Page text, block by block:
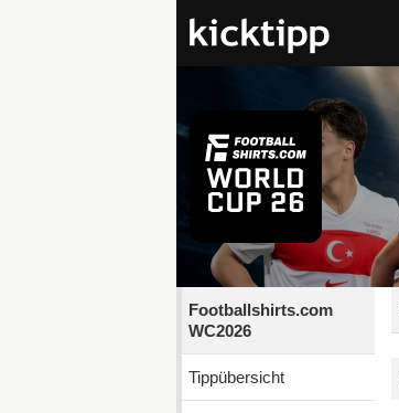
Footballshirts.com
WC2026
Tippübersicht